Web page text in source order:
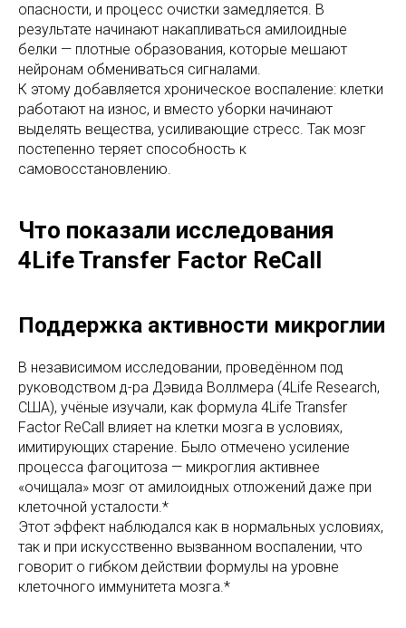
опасности, и процесс очистки замедляется. В
результате начинают накапливаться амилоидные
белки — плотные образования, которые мешают
нейронам обмениваться сигналами.
К этому добавляется хроническое воспаление: клетки
работают на износ, и вместо уборки начинают
выделять вещества, усиливающие стресс. Так мозг
постепенно теряет способность к
самовосстановлению.
Что показали исследования
4Life Transfer Factor ReCall
Поддержка активности микроглии
В независимом исследовании, проведённом под
руководством д-ра Дэвида Воллмера (4Life Research,
США), учёные изучали, как формула 4Life Transfer
Factor ReCall влияет на клетки мозга в условиях,
имитирующих старение. Было отмечено усиление
процесса фагоцитоза — микроглия активнее
«очищала» мозг от амилоидных отложений даже при
клеточной усталости.*
Этот эффект наблюдался как в нормальных условиях,
так и при искусственно вызванном воспалении, что
говорит о гибком действии формулы на уровне
клеточного иммунитета мозга.*